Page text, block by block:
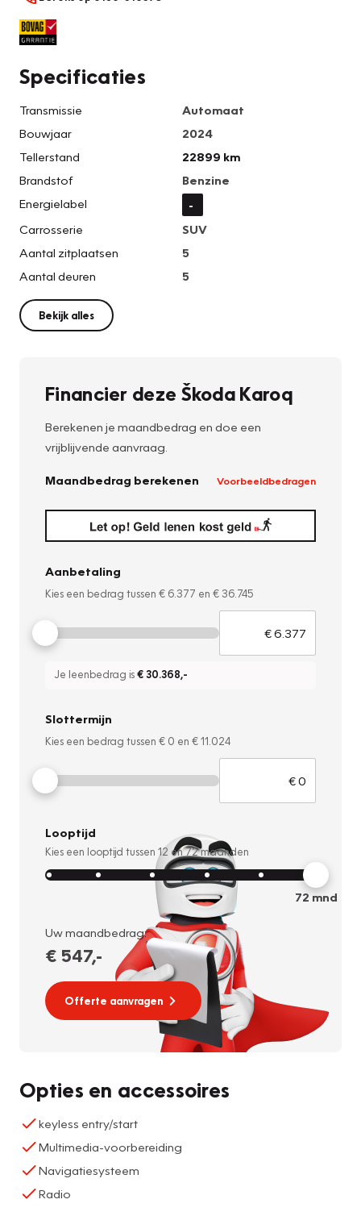
Specificaties
Transmissie
Automaat
Bouwjaar
2024
Tellerstand
22899 km
Brandstof
Benzine
Energielabel
-
Carrosserie
SUV
Aantal zitplaatsen
5
Aantal deuren
5
Bekijk alles
Financier deze Škoda Karoq
Berekenen je maandbedrag en doe een
vrijblijvende aanvraag.
Maandbedrag berekenen Voorbeeldbedragen
Aanbetaling
Kies een bedrag tussen € 6.377 en € 36.745
Je leenbedrag is€ 30.368,-
Slottermijn
Kies een bedrag tussen € 0 en € 11.024
Looptijd
Kies een looptijd tussen 12 en72maanden
72 mnd
Uw maandbedrag:
€ 547,-
Offerte aanvragen
Opties en accessoires
keyless entry/start
Multimedia-voorbereiding
Navigatiesysteem
Radio